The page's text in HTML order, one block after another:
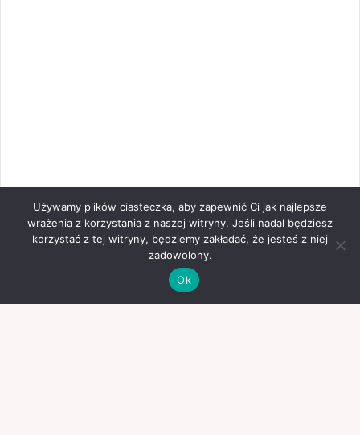
Używamy plików ciasteczka, aby zapewnić Ci jak najlepsze
wrażenia z korzystania z naszej witryny. Jeśli nadal będziesz
korzystać z tej witryny, będziemy zakładać, że jesteś z niej
zadowolony.
Ok